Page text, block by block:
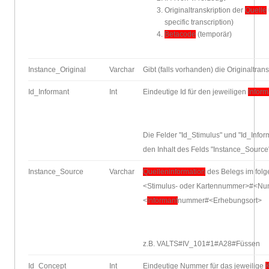
Originaltranskription derQuelle
specific transcription)
Betacode (temporär)
Instance_Original Varchar Gibt (falls vorhanden) die
Id_Informant Int Eindeutige Id für den jeweiligen
Die Felder "Id_Stimulus" und
den Inhalt des Felds
Instance_Source Varchar Quelleninformation des Belegs im
<Stimulus- oder
<Informantnummer#<Erhebungsort>
z.B. VALTS#IV_101#1#A28#Füssen
Id_Concept Int Eindeutige Nummer für das jeweilige